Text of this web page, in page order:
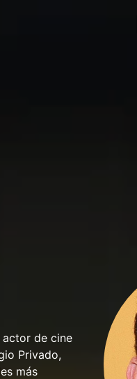
actor de cine
Privado,
más